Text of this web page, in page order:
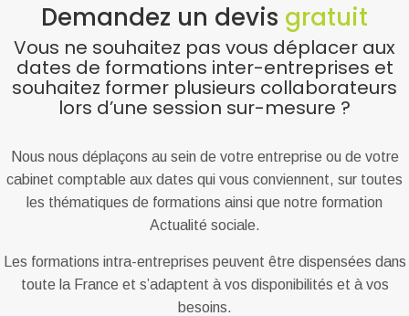
Demandez un devis gratuit
Vous ne souhaitez pas vous déplacer aux
dates de formations inter-entreprises et
souhaitez former plusieurs collaborateurs
lors d’une session sur-mesure ?
Nous nous déplaçons au sein de votre entreprise ou de votre
cabinet comptable aux dates qui vous conviennent, sur toutes
les thématiques de formations ainsi que notre formation
Actualité sociale.
Les formations intra-entreprises peuvent être dispensées dans
toute la France et s’adaptent à vos disponibilités et à vos
besoins.